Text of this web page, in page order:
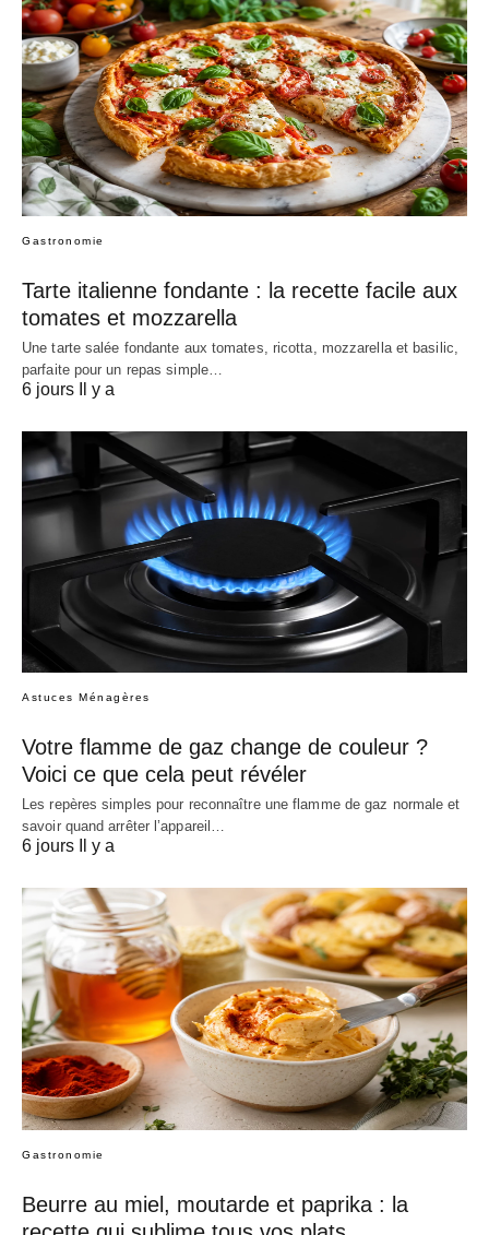
Gastronomie
Tarte italienne fondante : la recette facile aux
tomates et mozzarella
Une tarte salée fondante aux tomates, ricotta, mozzarella et basilic,
parfaite pour un repas simple…
6 jours Il y a
Astuces Ménagères
Votre flamme de gaz change de couleur ?
Voici ce que cela peut révéler
Les repères simples pour reconnaître une flamme de gaz normale et
savoir quand arrêter l’appareil…
6 jours Il y a
Gastronomie
Beurre au miel, moutarde et paprika : la